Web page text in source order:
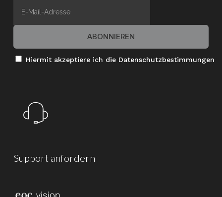
Hiermit akzeptiere ich die Datenschutzbestimmungen
Support anfordern